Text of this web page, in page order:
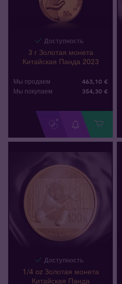
Доступность
3 г Золотая монета
Китайская Панда 2023
Мы продаем 463,10 €
Мы покупаем 354,30 €
Доступность
1/4 oz Золотая монета
Китайская Панда